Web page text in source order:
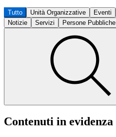
Tutto Unità Organizzative Eventi
Notizie
Servizi Persone Pubbliche
Contenuti in evidenza